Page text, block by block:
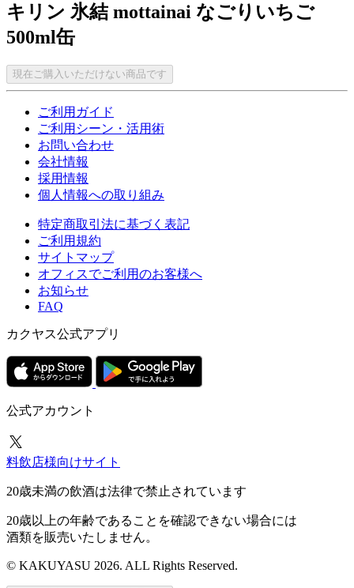
キリン 氷結 mottainai なごりいちご
500ml缶
現在ご購入いただけない商品です
ご利用ガイド
ご利用シーン・活用術
お問い合わせ
会社情報
採用情報
個人情報への取り組み
特定商取引法に基づく表記
ご利用規約
サイトマップ
オフィスでご利用のお客様へ
お知らせ
FAQ
カクヤス公式アプリ
公式アカウント
料飲店様向けサイト
20歳未満の飲酒は法律で禁止されています
20歳以上の年齢であることを確認できない場合には
酒類を販売いたしません。
© KAKUYASU 2026. ALL Rights Reserved.